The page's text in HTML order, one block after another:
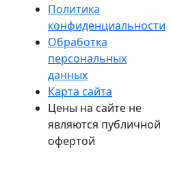
Политика
конфиденциальности
Обработка
персональных
данных
Карта сайта
Цены на сайте не
являются публичной
офертой